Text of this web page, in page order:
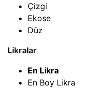
Çizgi
Ekose
Düz
Likralar
En Likra
En Boy Likra